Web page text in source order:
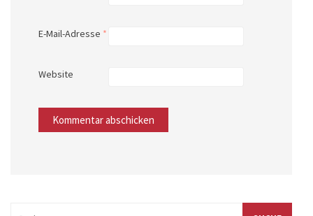
E-Mail-Adresse *
Website